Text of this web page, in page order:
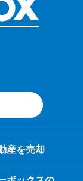
産を売却